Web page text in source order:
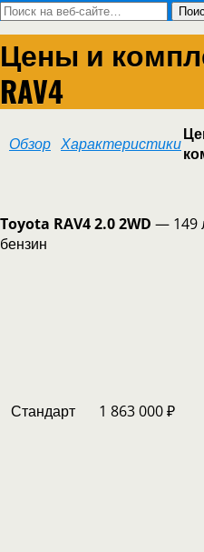
Цены и
RAV4
Обзор Характеристики
Toyota RAV4 2.0 2WD — 149
бензин
Стандарт 1 863 000 ₽